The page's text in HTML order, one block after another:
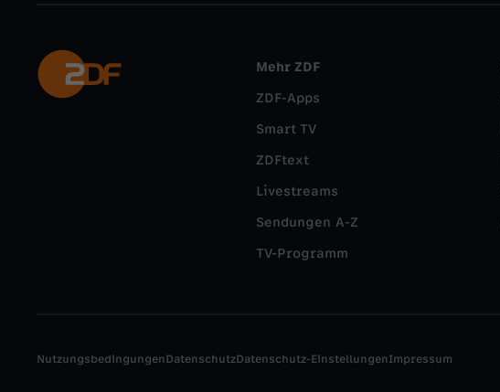
Mehr ZDF
ZDF-Apps
Smart TV
ZDFtext
Livestreams
Sendungen A-Z
TV-Programm
NutzungsbedingungenDatenschutzDatenschutz-EinstellungenImpressum